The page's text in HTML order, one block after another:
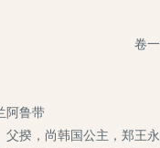
卷
鲁带
，尚韩国公主，郑王